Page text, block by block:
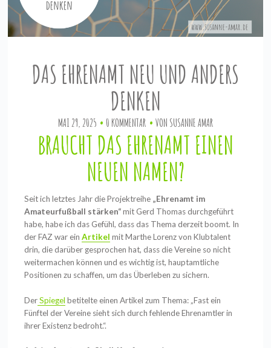
DAS EHRENAMT NEU UND ANDERS
DENKEN
MAI 29, 2025 0 KOMMENTAR VON SUSANNE AMAR
BRAUCHT DAS EHRENAMT EINEN
NEUEN NAMEN?
Seit ich letztes Jahr die Projektreihe „Ehrenamt im
Amateurfußball stärken“mit Gerd Thomas durchgeführt
habe, habe ich das Gefühl, dass das Thema derzeit boomt. In
der FAZ war einArtikel mit Marthe Lorenz von Klubtalent
drin, die darüber gesprochen hat, dass die Vereine so nicht
weitermachen können und es wichtig ist, hauptamtliche
Positionen zu schaffen, um das Überleben zu sichern.
DerSpiegel betitelte einen Artikel zum Thema: „Fast ein
Fünftel der Vereine sieht sich durchfehlende Ehrenamtler in
ihrer Existenz bedroht.“.